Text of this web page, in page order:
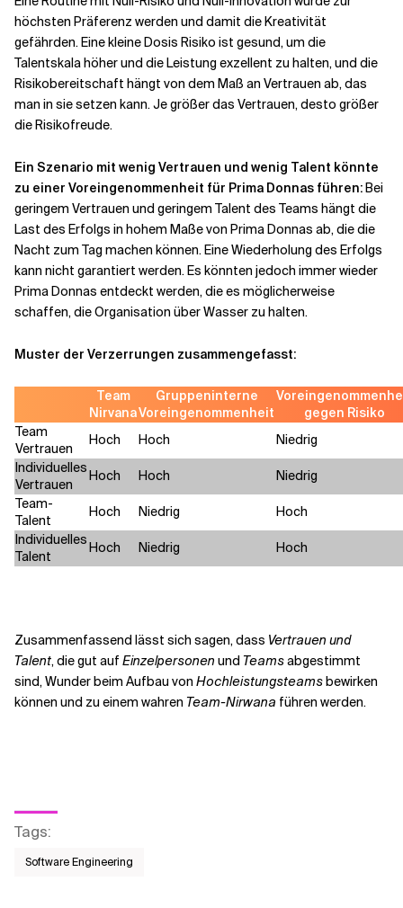
höchsten Präferenz werden und damit die Kreativität
gefährden. Eine kleine Dosis Risiko ist gesund, um die
Talentskala höher und die Leistung exzellent zu halten, und die
Risikobereitschaft hängt von dem Maß an Vertrauen ab, das
man in sie setzen kann. Je größer das Vertrauen, desto größer
die Risikofreude.
Ein Szenario mit wenig Vertrauen und wenig Talent könnte
zu einer Voreingenommenheit für Prima Donnas führen: Bei
geringem Vertrauen und geringem Talent des Teams hängt die
Last des Erfolgs in hohem Maße von Prima Donnas ab, die die
Nacht zum Tag machen können. Eine Wiederholung des Erfolgs
kann nicht garantiert werden. Es könnten jedoch immer wieder
Prima Donnas entdeckt werden, die es möglicherweise
schaffen, die Organisation über Wasser zu halten.
Muster der Verzerrungen zusammengefasst:
Team
Nirvana
Gruppeninterne
Voreingenommenheit
gegen Risiko
Team
Vertrauen
Hoch Hoch
Niedrig
Individuelles
Vertrauen
Hoch Hoch
Niedrig
Team-
Talent
Hoch Niedrig
Hoch
Individuelles
Talent
Hoch Niedrig Hoch
Zusammenfassend lässt sich sagen, dass Vertrauen und
Talent, die gut auf Einzelpersonen und Teamsabgestimmt
sind, Wunder beim Aufbau von Hochleistungsteams bewirken
können und zu einem wahren Team-Nirwana führen werden.
Tags:
Software Engineering